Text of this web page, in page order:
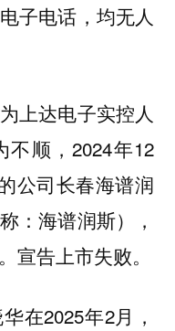
子电话，均无人
上达电子实控人
顺，2024年12
公司长春海谱润
：海谱润斯），
宣告上市失败。
在2025年2月，